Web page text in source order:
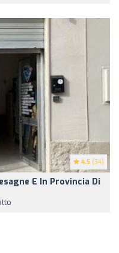
4.5 (34)
E In Provincia Di